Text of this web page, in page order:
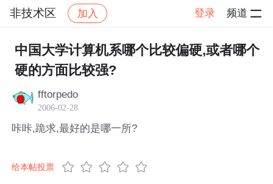
非技术区 加入 登录 频道
社区 非技术区 帖子详情
中国大学计算机系哪个比较偏硬,或者哪个
硬的方面比较强?
fftorpedo
2006-02-28
咔咔,跪求,最好的是哪一所?
给本帖投票